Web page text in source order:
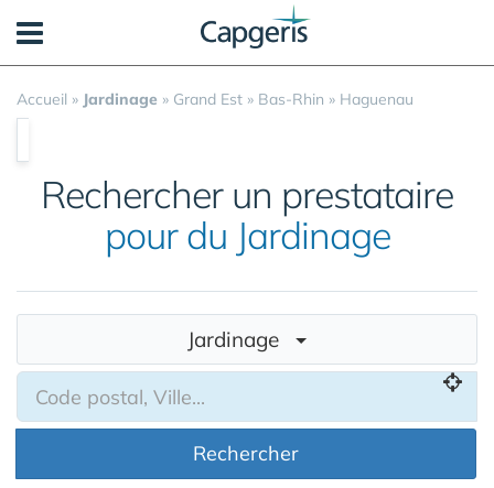
Accueil » Jardinage » Grand Est » Bas-Rhin » Haguenau
Rechercher un prestataire
pour du Jardinage
Jardinage
Rechercher